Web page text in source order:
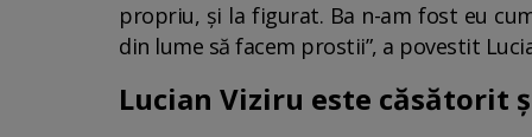
propriu, și la figurat. Ba n-am fost eu
din lume să facem prostii”, a povestit
Lucian Viziru este căsătorit